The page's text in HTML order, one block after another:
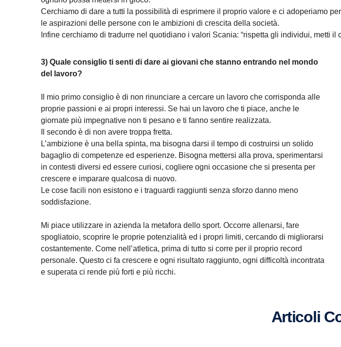
Cerchiamo di dare a tutti la possibilità di esprimere il proprio valore e ci adoperiamo
le aspirazioni delle persone con le ambizioni di crescita della società.
Infine cerchiamo di tradurre nel quotidiano i valori Scania: “rispetta gli individui, metti il
3) Quale consiglio ti senti di dare ai giovani che stanno entrando nel mondo
del lavoro?
Il mio primo consiglio è di non rinunciare a cercare un lavoro che corrisponda alle
proprie passioni e ai propri interessi. Se hai un lavoro che ti piace, anche le
giornate più impegnative non ti pesano e ti fanno sentire realizzata.
Il secondo è di non avere troppa fretta.
L’ambizione è una bella spinta, ma bisogna darsi il tempo di costruirsi un solido
bagaglio di competenze ed esperienze. Bisogna mettersi alla prova, sperimentarsi
in contesti diversi ed essere curiosi, cogliere ogni occasione che si presenta per
crescere e imparare qualcosa di nuovo.
Le cose facili non esistono e i traguardi raggiunti senza sforzo danno meno
soddisfazione.
Mi piace utilizzare in azienda la metafora dello sport. Occorre allenarsi, fare
spogliatoio, scoprire le proprie potenzialità ed i propri limiti, cercando di migliorarsi
costantemente. Come nell’atletica, prima di tutto si corre per il proprio record
personale. Questo ci fa crescere e ogni risultato raggiunto, ogni difficoltà incontrata
e superata ci rende più forti e più ricchi.
Articoli